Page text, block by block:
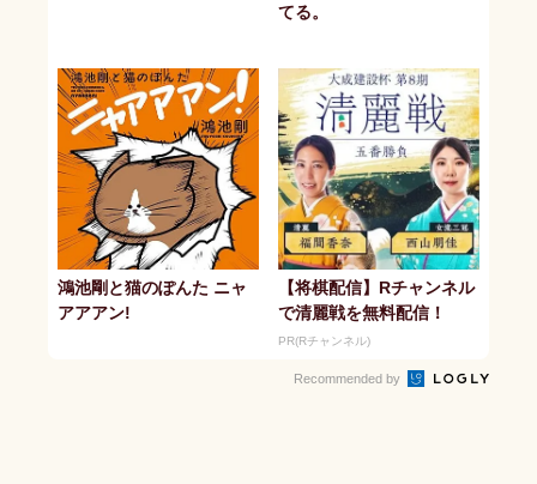
てる。
鴻池剛と猫のぽんた ニャ
アアアン!
【将棋配信】Rチャンネル
で清麗戦を無料配信！
PR(Rチャンネル)
Recommended by